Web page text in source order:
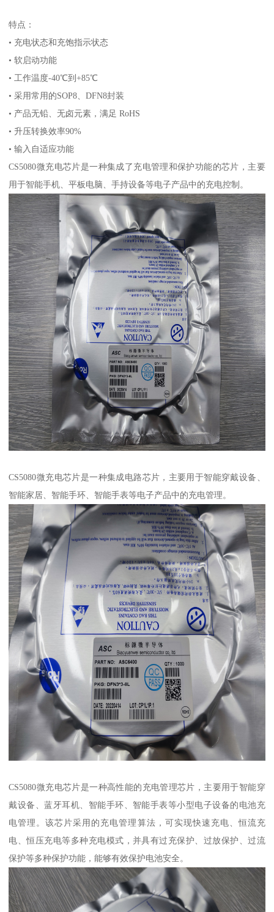
特点：
• 充电状态和充饱指示状态
• 软启动功能
• 工作温度-40℃到+85℃
• 采用常用的SOP8、DFN8封装
• 产品无铅、无卤元素，满足 RoHS
• 升压转换效率90%
• 输入自适应功能
CS5080微充电芯片是一种集成了充电管理和保护功能的芯片，主要
用于智能手机、平板电脑、手持设备等电子产品中的充电控制。
CS5080微充电芯片是一种集成电路芯片，主要用于智能穿戴设备、
智能家居、智能手环、智能手表等电子产品中的充电管理。
CS5080微充电芯片是一种高性能的充电管理芯片，主要用于智能穿
戴设备、蓝牙耳机、智能手环、智能手表等小型电子设备的电池充
电管理。该芯片采用的充电管理算法，可实现快速充电、恒流充
电、恒压充电等多种充电模式，并具有过充保护、过放保护、过流
保护等多种保护功能，能够有效保护电池安全。